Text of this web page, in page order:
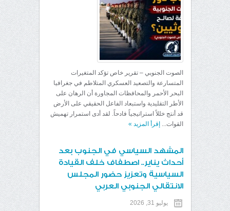
الصوت الجنوبي – تقرير خاص تؤكد المتغيرات
المتسارعة والتصعيد العسكري المتلاطم في جغرافيا
البحر الأحمر والمحافظات المجاورة أن الرهان على
الأطر التقليدية واستبعاد الفاعل الحقيقي على الأرض
قد أنتج خللاً استراتيجياً فادحاً. لقد أدى استمرار تهميش
القوات... إقرأ المزيد »
المشهد السياسي في الجنوب بعد
أحداث يناير.. اصطفاف خلف القيادة
السياسية وتعزيز حضور المجلس
الانتقالي الجنوبي العربي
يوليو 31, 2026